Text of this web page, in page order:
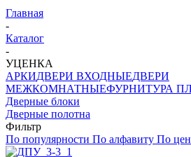
Главная
-
Каталог
-
УЦЕНКА
АРКИДВЕРИ ВХОДНЫЕДВЕРИ
МЕЖКОМНАТНЫЕФУРНИТУРА
Дверные блоки
Дверные полотна
Фильтр
По популярности По алфавиту По